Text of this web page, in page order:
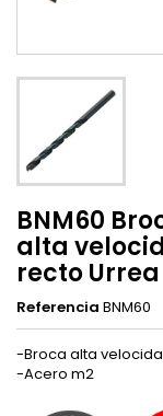
BNM60
alta
recto Urrea
Referencia BNM60
-Broca alta
-Acero m2